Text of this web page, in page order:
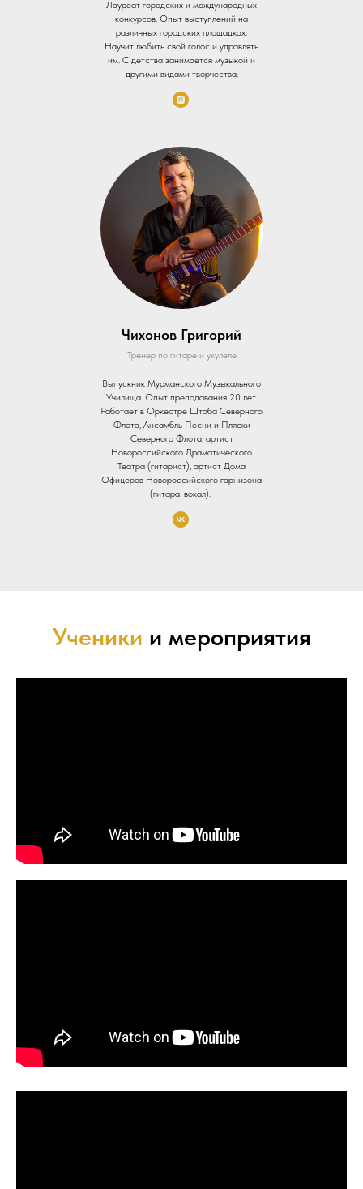
Лауреат городских и международных
конкурсов. Опыт выступлений на
различных городских площадках.
Научит любить свой голос и управлять
им. С детства занимается музыкой и
другими видами творчества.
Чихонов Григорий
Тренер по гитаре и укулеле
Выпускник Мурманского Музыкального
Училища. Опыт преподавания 20 лет.
Работает в Оркестре Штаба Северного
Флота, Ансамбль Песни и Пляски
Северного Флота, артист
Новороссийского Драматического
Театра (гитарист), артист Дома
Офицеров Новороссийского гарнизона
(гитара, вокал).
Ученики и мероприятия